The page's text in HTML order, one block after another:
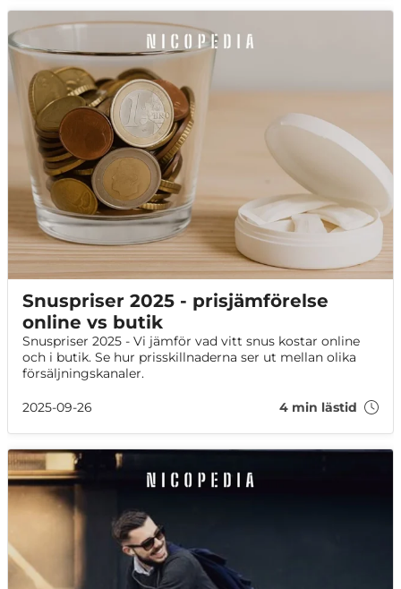
Snuspriser 2025 - prisjämförelse
online vs butik
Snuspriser 2025 - Vi jämför vad vitt snus kostar online
och i butik. Se hur prisskillnaderna ser ut mellan olika
försäljningskanaler.
2025-09-26 4 min lästid